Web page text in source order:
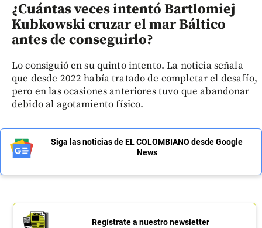
¿Cuántas veces intentó Bartlomiej
Kubkowski cruzar el mar Báltico
antes de conseguirlo?
Lo consiguió en su quinto intento. La noticia señala
que desde 2022 había tratado de completar el desafío,
pero en las ocasiones anteriores tuvo que abandonar
debido al agotamiento físico.
Siga las noticias de EL COLOMBIANO desde Google
News
Regístrate a nuestro newsletter